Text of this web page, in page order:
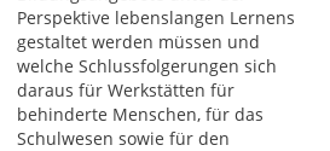
Perspektive lebenslangen Lernens
gestaltet werden müssen und
welche Schlussfolgerungen sich
daraus für Werkstätten für
behinderte Menschen, für das
Schulwesen sowie für den